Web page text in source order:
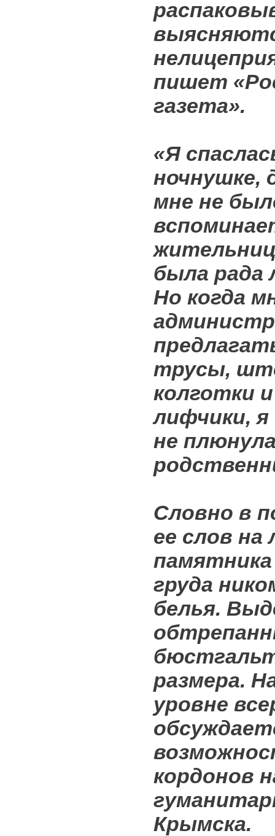
пишет
газета».
«Я
ночнушке,
мне не
была
Но когда
трусы,
колготки
лифчики,
не
Словно в
ее слов на
груда
белья.
размера.
уровне
кордонов
Крымска.